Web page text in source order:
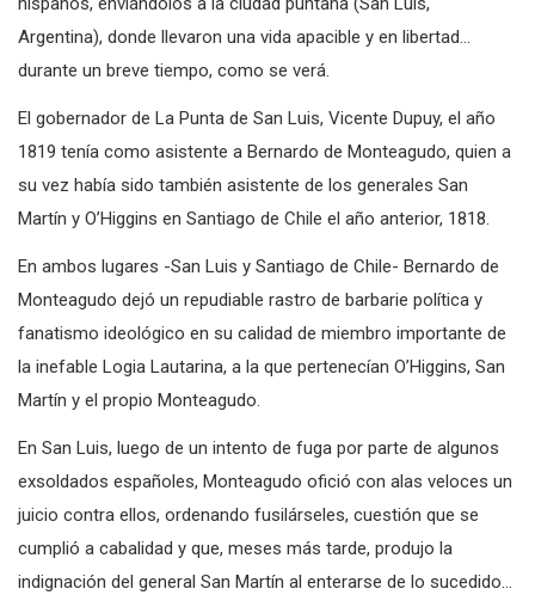
Argentina), donde llevaron una vida apacible y en libertad…
durante un breve tiempo, como se verá.
El gobernador de La Punta de San Luis, Vicente Dupuy, el año
1819 tenía como asistente a Bernardo de Monteagudo, quien a
su vez había sido también asistente de los generales San
Martín y O’Higgins en Santiago de Chile el año anterior, 1818.
En ambos lugares -San Luis y Santiago de Chile- Bernardo de
Monteagudo dejó un repudiable rastro de barbarie política y
fanatismo ideológico en su calidad de miembro importante de
la inefable Logia Lautarina, a la que pertenecían O’Higgins, San
Martín y el propio Monteagudo.
En San Luis, luego de un intento de fuga por parte de algunos
exsoldados españoles, Monteagudo ofició con alas veloces un
juicio contra ellos, ordenando fusilárseles, cuestión que se
cumplió a cabalidad y que, meses más tarde, produjo la
indignación del general San Martín al enterarse de lo sucedido…